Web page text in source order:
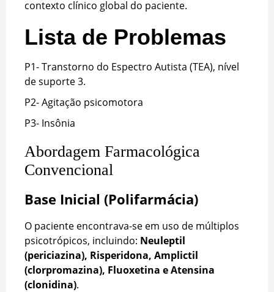
contexto clínico global do paciente.
Lista de Problemas
P1- Transtorno do Espectro Autista (TEA), nível
de suporte 3.
P2- Agitação psicomotora
P3- Insônia
Abordagem Farmacológica
Convencional
Base Inicial (Polifarmácia)
O paciente encontrava-se em uso de múltiplos
psicotrópicos, incluindo: Neuleptil
(periciazina), Risperidona, Amplictil
(clorpromazina), Fluoxetina e Atensina
(clonidina).